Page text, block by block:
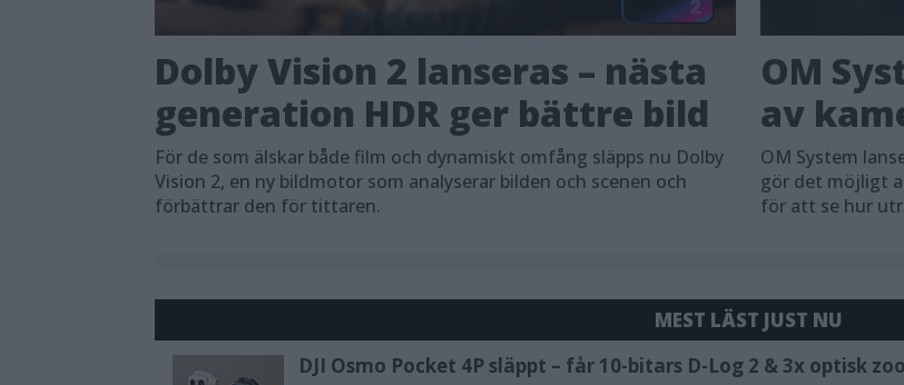
Dolby Vision 2 lanseras – nästa
generation HDR ger bättre bild
För de som älskar både film och dynamiskt omfång släpps nu Dolby
Vision 2, en ny bildmotor som analyserar bilden och scenen och
förbättrar den för tittaren.
OM
av
OM System
gör det möjligt
för att se hur
MEST LÄST JUST NU
DJI Osmo Pocket 4P släppt – får 10-bitars D-Log 2 & 3x optisk